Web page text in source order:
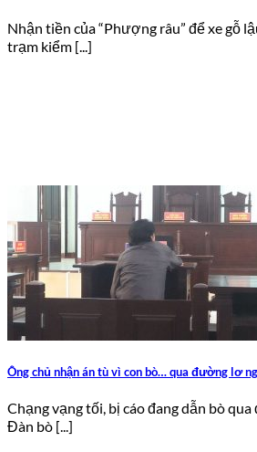
Nhận tiền của “Phượng râu” để xe gỗ
trạm kiểm [...]
Ông chủ nhận án tù vì con bò… qua đường lơ
Chạng vạng tối, bị cáo đang dẫn bò
Đàn bò [...]